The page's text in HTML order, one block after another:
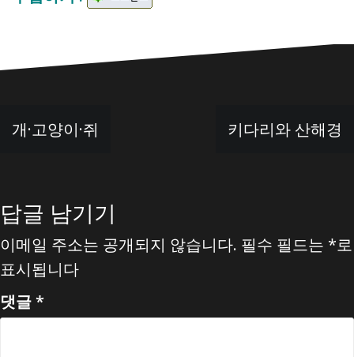
글
탐개·고양이·쥐 키다리와 산해경
답글 남기기
이메일 주소는 공개되지 않습니다. 필수 필드는 *로
표시됩니다
댓글*